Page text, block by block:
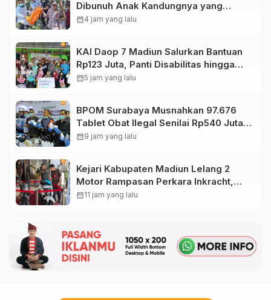
Dibunuh Anak Kandungnya yang
mengalami gangguan kejiwaan
calendar_month4 jam yang lalu
KAI Daop 7 Madiun Salurkan Bantuan
Rp123 Juta, Panti Disabilitas hingga
Reog Ponorogo Dapat Prioritas
calendar_month5 jam yang lalu
BPOM Surabaya Musnahkan 97.676
Tablet Obat Ilegal Senilai Rp540 Juta,
Cegah Penyalahgunaan di Kalangan
calendar_month9 jam yang lalu
Kejari Kabupaten Madiun Lelang 2
Motor Rampasan Perkara Inkracht,
Penawaran Dibuka 11 Agustus
calendar_month11 jam yang lalu